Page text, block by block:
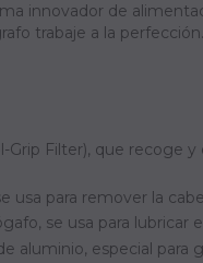
innovador de
trabaje a la
Grip Filter), que recoge
usa para remover la
se usa para lubricar
aluminio, especial para